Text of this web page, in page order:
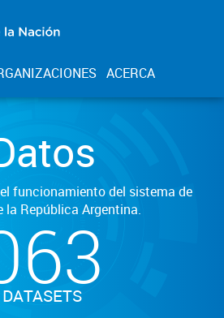
ACERCA
funcionamiento del sistema de
la República Argentina.
DATASETS